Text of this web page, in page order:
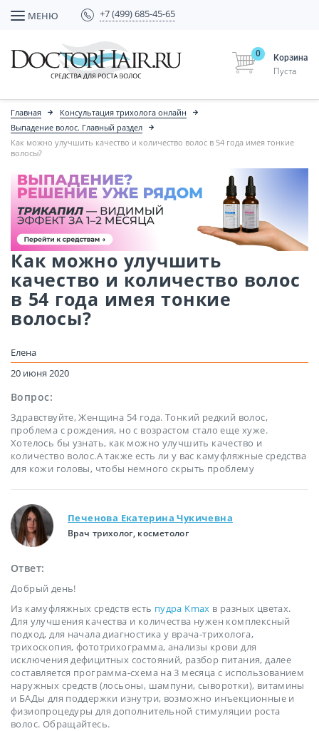
МЕНЮ +7 (499) 685-45-65
Корзина
0
Пуста
Главная
Консультация трихолога онлайн
Выпадение волос. Главный раздел
Как можно улучшить качество и количество волос в 54 года имея тонкие
волосы?
Как можно улучшить
качество и количество волос
в 54 года имея тонкие
волосы?
Елена
20 июня 2020
Вопрос:
Здравствуйте, Женщина 54 года. Тонкий редкий волос,
проблема с рождения, но с возрастом стало еще хуже.
Хотелось бы узнать, как можно улучшить качество и
количество волос.А также есть ли у вас камуфляжные средства
для кожи головы, чтобы немного скрыть проблему
Печенова Екатерина Чукичевна
Врач трихолог, косметолог
Ответ:
Добрый день!
Из камуфляжных средств есть пудра Kmax в разных цветах.
Для улучшения качества и количества нужен комплексный
подход, для начала диагностика у врача-трихолога,
трихоскопия, фототрихограмма, анализы крови для
исключения дефицитных состояний, разбор питания, далее
составляется программа-схема на 3 месяца с использованием
наружных средств (лосьоны, шампуни, сыворотки), витамины
и БАДы для поддержки изнутри, возможно инъекционные и
физиопроцедуры для дополнительной стимуляции роста
волос. Обращайтесь.